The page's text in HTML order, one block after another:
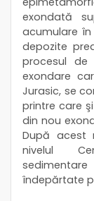
exondată
acumulare
depozite
procesul
exondare
Jurasic, se
printre care
din nou
După acest
nivelul
îndepărtate